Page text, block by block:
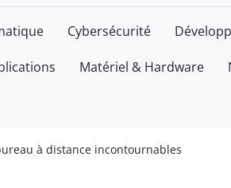
Cybersécurité
Matériel & Hardware
à distance incontournables